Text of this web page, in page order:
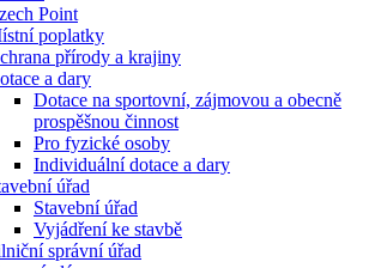
Point
poplatky
přírody a krajiny
a dary
Dotace na sportovní, zájmovou a obecně
prospěšnou činnost
Pro fyzické osoby
Individuální dotace a dary
úřad
Stavební úřad
Vyjádření ke stavbě
správní úřad